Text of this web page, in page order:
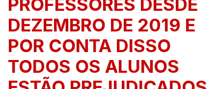
PROFESSORES DESDE
DEZEMBRO DE 2019 E
POR CONTA DISSO
TODOS OS ALUNOS